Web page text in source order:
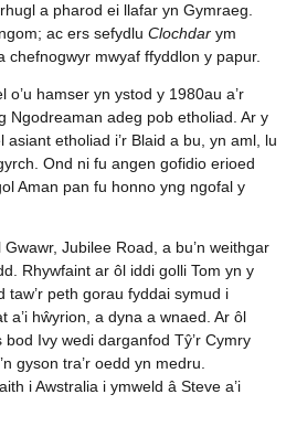
a pharod ei llafar yn Gymraeg.
ac ers sefydlu Clochdar ym
chefnogwyr mwyaf ffyddlon y papur.
hamser yn ystod y 1980au a’r
Ngodreaman adeg pob etholiad. Ar y
etholiad i’r Blaid a bu, yn aml, lu
Ond ni fu angen gofidio erioed
Aman pan fu honno yng ngofal y
Jubilee Road, a bu’n weithgar
Rhywfaint ar ôl iddi golli Tom yn y
peth gorau fyddai symud i
a’i hŵyrion, a dyna a wnaed. Ar ôl
Ivy wedi darganfod Tŷ’r Cymry
gyson tra’r oedd yn medru.
i Awstralia i ymweld â Steve a’i